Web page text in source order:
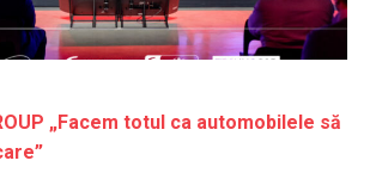
„Facem totul ca automobilele să